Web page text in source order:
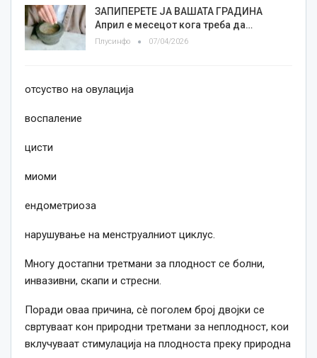
ЗАПИПЕРЕТЕ ЈА ВАШАТА ГРАДИНА
Април е месецот кога треба да…
Плусинфо 07/04/2026
отсуство на овулација
воспаление
цисти
миоми
ендометриоза
нарушување на менструалниот циклус.
Многу достапни третмани за плодност се болни,
инвазивни, скапи и стресни.
Поради оваа причина, сè поголем број двојки се
свртуваат кон природни третмани за неплодност, кои
вклучуваат стимулација на плодноста преку природна